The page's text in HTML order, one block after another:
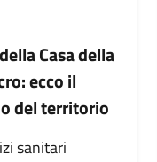
Casa della
ecco il
del territorio
sanitari